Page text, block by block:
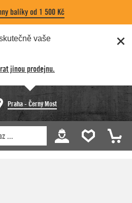
balíky od 1 500 Kč
vaše
jinou prodejnu.
Praha - Černý Most